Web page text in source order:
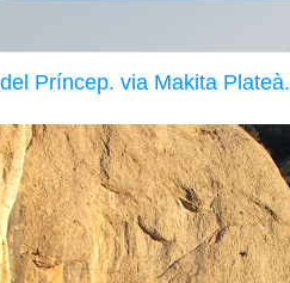
Príncep. via Makita Plateà.